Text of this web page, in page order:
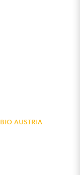
bio austria